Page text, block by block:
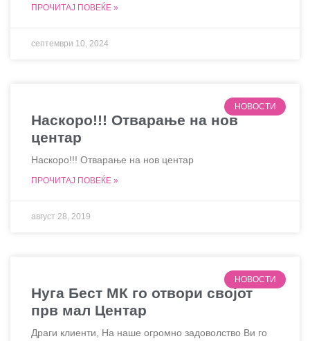
ПРОЧИТАЈ ПОВЕЌЕ »
септември 10, 2024
НОВОСТИ
Наскоро!!! Отварање на нов
центар
Наскоро!!! Отварање на нов центар
ПРОЧИТАЈ ПОВЕЌЕ »
август 28, 2019
НОВОСТИ
Нуга Бест МК го отвори својот
прв мал Центар
Драги клиенти, На наше огромно задоволство Ви го